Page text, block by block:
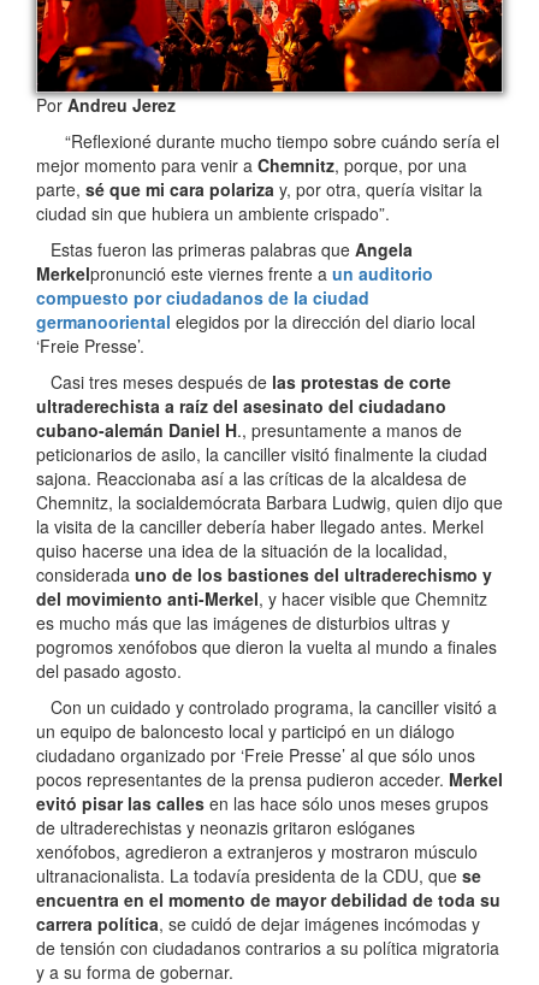
PorAndreu Jerez
“Reflexioné durante mucho tiempo sobre cuándo sería el
mejor momento para venir a Chemnitz, porque, por una
parte, sé que mi cara polariza y, por otra, quería visitar la
ciudad sin que hubiera un ambiente crispado”.
Estas fueron las primeras palabras que Angela
Merkelpronunció este viernes frente a un auditorio
compuesto por ciudadanos de la ciudad
germanooriental elegidos por la dirección del diario local
‘Freie Presse’.
Casi tres meses después de las protestas de corte
ultraderechista a raíz del asesinato del ciudadano
cubano-alemán Daniel H., presuntamente a manos de
peticionarios de asilo, la canciller visitó finalmente la ciudad
sajona. Reaccionaba así a las críticas de la alcaldesa de
Chemnitz, la socialdemócrata Barbara Ludwig, quien dijo que
la visita de la canciller debería haber llegado antes. Merkel
quiso hacerse una idea de la situación de la localidad,
considerada uno de los bastiones del ultraderechismo y
del movimiento anti-Merkel, y hacer visible que Chemnitz
es mucho más que las imágenes de disturbios ultras y
pogromos xenófobos que dieron la vuelta al mundo a finales
del pasado agosto.
Con un cuidado y controlado programa, la canciller visitó a
un equipo de baloncesto local y participó en un diálogo
ciudadano organizado por ‘Freie Presse’ al que sólo unos
pocos representantes de la prensa pudieron acceder. Merkel
evitó pisar las calles en las hace sólo unos meses grupos
de ultraderechistas y neonazis gritaron eslóganes
xenófobos, agredieron a extranjeros y mostraron músculo
ultranacionalista. La todavía presidenta de la CDU, que se
encuentra en el momento de mayor debilidad de toda su
carrera política, se cuidó de dejar imágenes incómodas y
de tensión con ciudadanos contrarios a su política migratoria
y a su forma de gobernar.